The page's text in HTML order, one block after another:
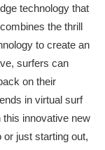
technology that
the thrill
to create an
surfers can
on their
in virtual surf
innovative new
just starting out,